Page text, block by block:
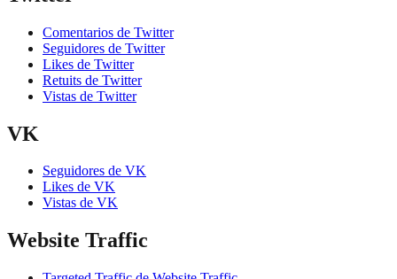
Comentarios de Twitter
Seguidores de Twitter
Likes de Twitter
Retuits de Twitter
Vistas de Twitter
VK
Seguidores de VK
Likes de VK
Vistas de VK
Website Traffic